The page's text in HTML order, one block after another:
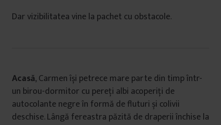
Dar vizibilitatea vine la pachet cu obstacole.
Acasă,Carmen își petrece mare parte din timp într-
un birou-dormitor cu pereți albi acoperiți de
autocolante negre în formă de fluturi și colivii
deschise. Lângă fereastra păzită de draperii închise la